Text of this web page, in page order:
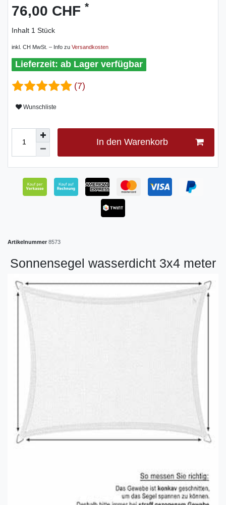
76,00 CHF *
Inhalt 1 Stück
inkl. CH MwSt. – Info zu Versandkosten
ab Lager verfügbar
(7)
Wunschliste
In den Warenkorb
Artikelnummer 8573
Sonnensegel wasserdicht 3x4 meter